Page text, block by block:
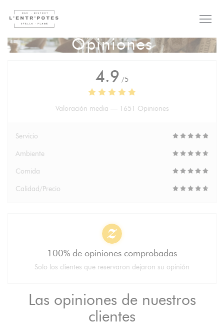
Opiniones
Las opiniones de nuestros
clientes
4.9 /5
Valoración media — 1651 Opiniones
Servicio
Ambiente
Comida
Calidad/Precio
100% de opiniones comprobadas
Solo los clientes que reservaron dejaron su opinión